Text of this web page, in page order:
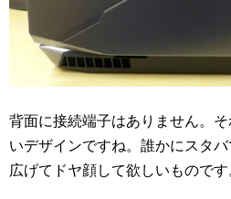
背面に接続端子はありません。
いデザインですね。誰かにスタ
広げてドヤ顔して欲しいものです